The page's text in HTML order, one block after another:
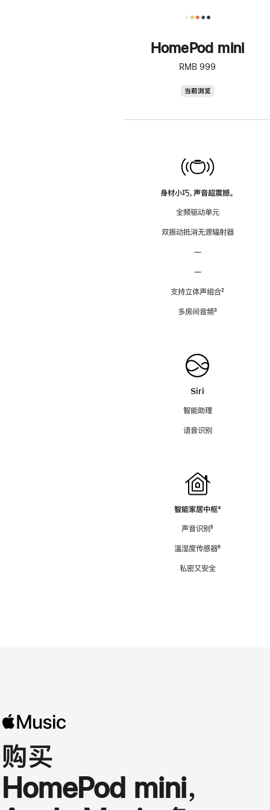
HomePod mini
RMB 999
当前浏览
身材小巧，声音超震撼。
全频驱动单元
双振动抵消无源辐射器
—
—
支持立体声组合脚
²
多房间音频脚
³
Siri
智能助理
语音识别
智能家居中枢脚
⁴
声音识别脚
⁵
温湿度传感器脚
⁶
私密又安全
购买
HomePod mini，